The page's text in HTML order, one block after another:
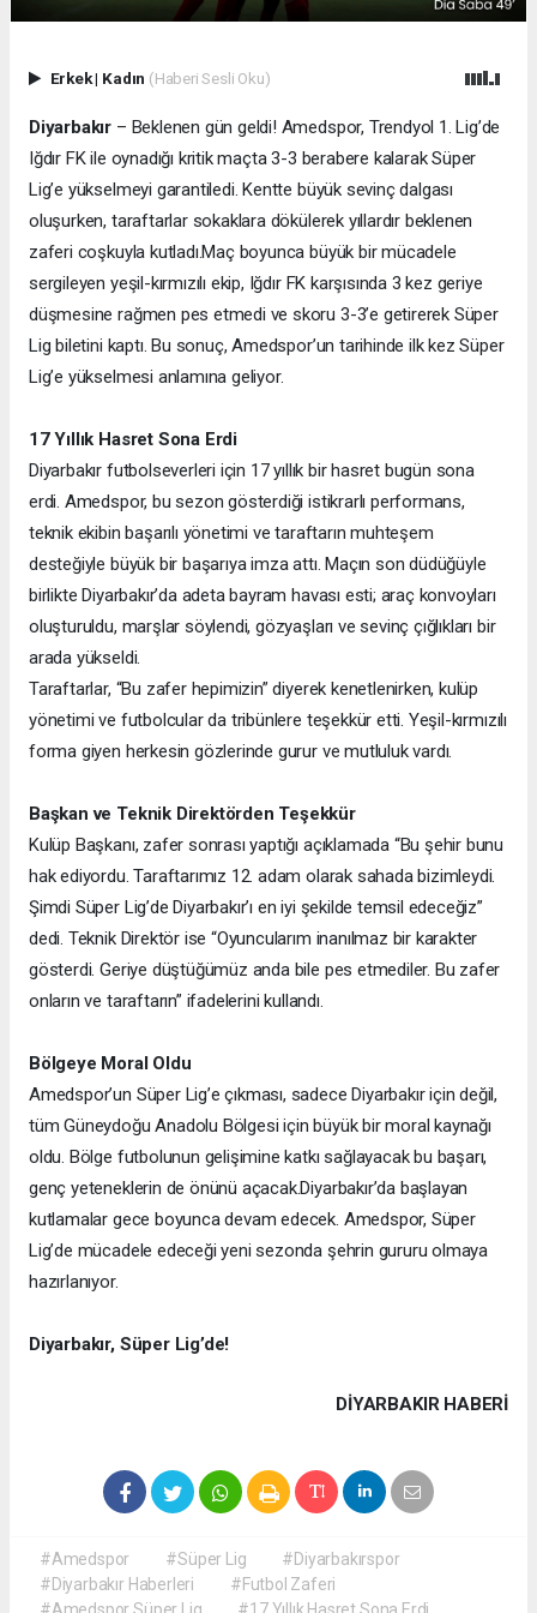
Erkek| Kadın (Haberi Sesli Oku)
Diyarbakır – Beklenen gün geldi! Amedspor, Trendyol 1. Lig’de
Iğdır FK ile oynadığı kritik maçta 3-3 berabere kalarak Süper
Lig’e yükselmeyi garantiledi. Kentte büyük sevinç dalgası
oluşurken, taraftarlar sokaklara dökülerek yıllardır beklenen
zaferi coşkuyla kutladı.Maç boyunca büyük bir mücadele
sergileyen yeşil-kırmızılı ekip, Iğdır FK karşısında 3 kez geriye
düşmesine rağmen pes etmedi ve skoru 3-3’e getirerek Süper
Lig biletini kaptı. Bu sonuç, Amedspor’un tarihinde ilk kez Süper
Lig’e yükselmesi anlamına geliyor.
17 Yıllık Hasret Sona Erdi
Diyarbakır futbolseverleri için 17 yıllık bir hasret bugün sona
erdi. Amedspor, bu sezon gösterdiği istikrarlı performans,
teknik ekibin başarılı yönetimi ve taraftarın muhteşem
desteğiyle büyük bir başarıya imza attı. Maçın son düdüğüyle
birlikte Diyarbakır’da adeta bayram havası esti; araç konvoyları
oluşturuldu, marşlar söylendi, gözyaşları ve sevinç çığlıkları bir
arada yükseldi.
Taraftarlar, “Bu zafer hepimizin” diyerek kenetlenirken, kulüp
yönetimi ve futbolcular da tribünlere teşekkür etti. Yeşil-kırmızılı
forma giyen herkesin gözlerinde gurur ve mutluluk vardı.
Başkan ve Teknik Direktörden Teşekkür
Kulüp Başkanı, zafer sonrası yaptığı açıklamada “Bu şehir bunu
hak ediyordu. Taraftarımız 12. adam olarak sahada bizimleydi.
Şimdi Süper Lig’de Diyarbakır’ı en iyi şekilde temsil edeceğiz”
dedi. Teknik Direktör ise “Oyuncularım inanılmaz bir karakter
gösterdi. Geriye düştüğümüz anda bile pes etmediler. Bu zafer
onların ve taraftarın” ifadelerini kullandı.
Bölgeye Moral Oldu
Amedspor’un Süper Lig’e çıkması, sadece Diyarbakır için değil,
tüm Güneydoğu Anadolu Bölgesi için büyük bir moral kaynağı
oldu. Bölge futbolunun gelişimine katkı sağlayacak bu başarı,
genç yeteneklerin de önünü açacak.Diyarbakır’da başlayan
kutlamalar gece boyunca devam edecek. Amedspor, Süper
Lig’de mücadele edeceği yeni sezonda şehrin gururu olmaya
hazırlanıyor.
Diyarbakır, Süper Lig’de!
DIYARBAKIR HABERİ
#Amedspor #Süper Lig
#Diyarbakırspor
#Diyarbakır Haberleri
#Futbol Zaferi